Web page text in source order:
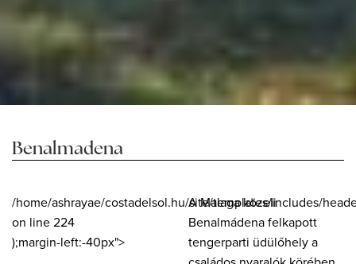
Benalmadena
/home/ashrayae/costadelsol.hu/site/templates/includes/
on line224
);margin-left:-40px">
A Malaga közeli
Benalmádena felkapott
tengerparti üdülőhely a